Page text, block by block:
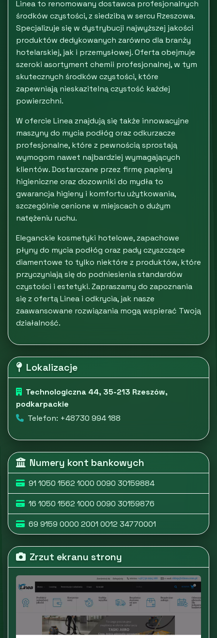
Linea to renomowany dostawca profesjonalnych
środków czystości, z siedzibą w sercu Rzeszowa.
Specjalizuje się w dystrybucji najwyższej jakości
produktów dedykowanych zarówno dla branży
hotelarskiej, jak i przemysłowej. Oferta obejmuje
szeroki asortyment chemii profesjonalnej, w tym
skutecznych środków czystości, które
zapewniają nieskazitelną czystość każdej
powierzchni.
W ofercie Linea znajdują się także innowacyjne
maszyny do mycia podłóg oraz odkurzacze
profesjonalne, które z pewnością sprostają
wymogom nawet najbardziej wymagających
klientów. Dostarczane przez firmę papiery
higieniczne oraz dozowniki do mydła to
gwarancja higieny i komfortu użytkowania,
szczególnie cenione w miejscach o dużym
natężeniu ruchu.
Eleganckie kosmetyki hotelowe, zapachowe
płyny do mycia podłóg oraz pady czyszczące
diamentowe to tylko niektóre z produktów, które
przyczyniają się do podniesienia standardów
czystości i estetyki. Zapraszamy do zapoznania
się z ofertą Linea i odkrycia, jak nasze
zaawansowane rozwiązania mogą wspierać Twoją
działalność.
Lokalizacje
Technologiczna 44, 35-213 Rzeszów,
podkarpackie
Telefon: +48730 994 188
Numery kont bankowych
91 1050 1562 1000 0090 30159884
16 1050 1562 1000 0090 30159876
69 9159 0000 2001 0012 34770001
Zrzut ekranu strony